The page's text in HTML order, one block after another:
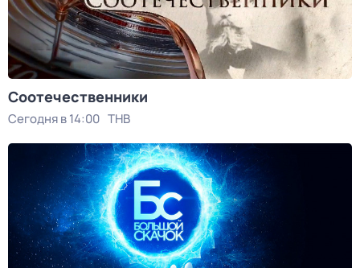
Соотечественники
Сегодня в 14:00 ТНВ